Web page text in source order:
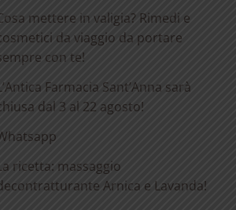
mettere in valigia? Rimedi e
da viaggio da portare
con te!
Farmacia Sant’Anna sarà
dal 3 al 22 agosto!
ricetta: massaggio
Arnica e Lavanda!